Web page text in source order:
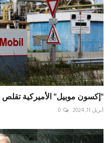
"إكسون موبيل" الأميركية تقلص
أبريل 11, 2024 0